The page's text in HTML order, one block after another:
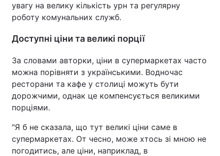
увагу на велику кількість урн та регулярну
роботу комунальних служб.
Доступні ціни та великі порції
За словами авторки, ціни в супермаркетах часто
можна порівняти з українськими. Водночас
ресторани та кафе у столиці можуть бути
дорожчими, однак це компенсується великими
порціями.
"Я б не сказала, що тут великі ціни саме в
супермаркетах. От чесно, може хтось зі мною не
погодитись, але ціни, наприклад, в